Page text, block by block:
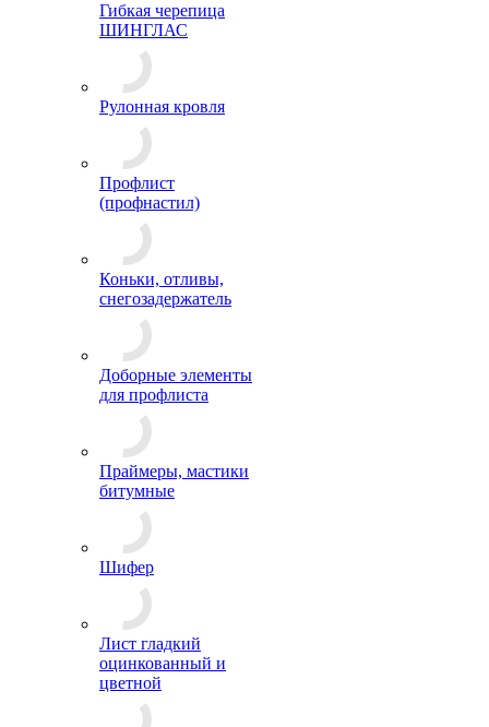
Гибкая черепица
ШИНГЛАС
Рулонная кровля
Профлист
(профнастил)
Коньки, отливы,
снегозадержатель
Доборные элементы
для профлиста
Праймеры, мастики
битумные
Шифер
Лист гладкий
оцинкованный и
цветной